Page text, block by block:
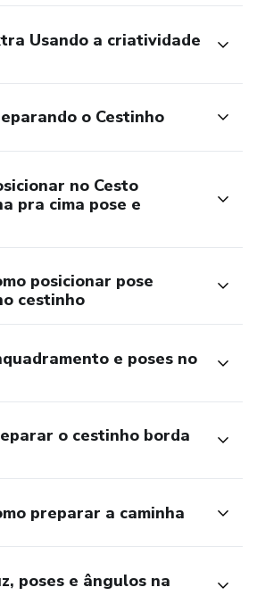
Usando a criatividade
o Cestinho
no Cesto
pra cima pose e
posicionar pose
cestinho
e poses no
o cestinho borda
preparar a caminha
poses e ângulos na